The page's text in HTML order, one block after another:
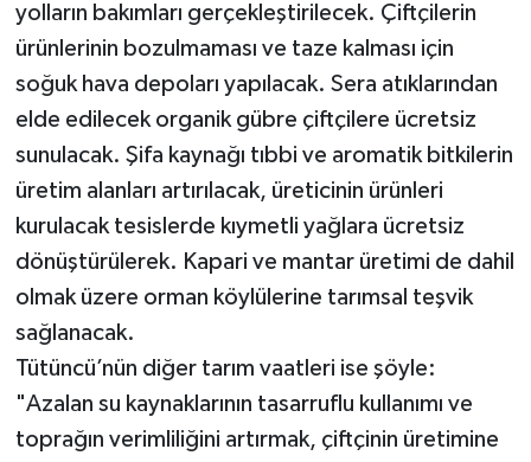
yolların bakımları gerçekleştirilecek. Çiftçilerin
ürünlerinin bozulmaması ve taze kalması için
soğuk hava depoları yapılacak. Sera atıklarından
elde edilecek organik gübre çiftçilere ücretsiz
sunulacak. Şifa kaynağı tıbbi ve aromatik bitkilerin
üretim alanları artırılacak, üreticinin ürünleri
kurulacak tesislerde kıymetli yağlara ücretsiz
dönüştürülerek. Kapari ve mantar üretimi de dahil
olmak üzere orman köylülerine tarımsal teşvik
sağlanacak.
Tütüncü’nün diğer tarım vaatleri ise şöyle:
"Azalan su kaynaklarının tasarruflu kullanımı ve
toprağın verimliliğini artırmak, çiftçinin üretimine